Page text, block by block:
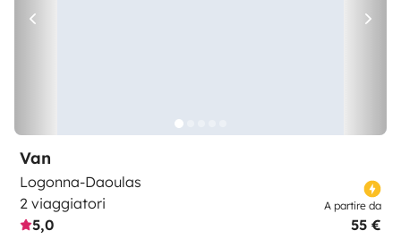
Van
Logonna-Daoulas
2 viaggiatori
5,0
A partire da
55 €